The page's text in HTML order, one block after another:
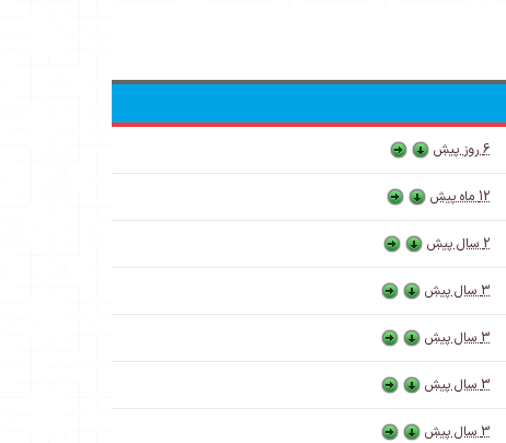
6 روز پیش
12 ماه پیش
2 سال پیش
3 سال پیش
3 سال پیش
3 سال پیش
3 سال پیش